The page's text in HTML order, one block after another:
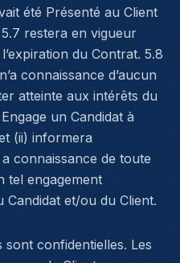
été Présenté au Client
restera en vigueur
du Contrat. 5.8
connaissance d’aucun
atteinte aux intérêts du
un Candidat à
(ii) informera
a connaissance de toute
tel engagement
Candidat et/ou du Client.
sont confidentielles. Les